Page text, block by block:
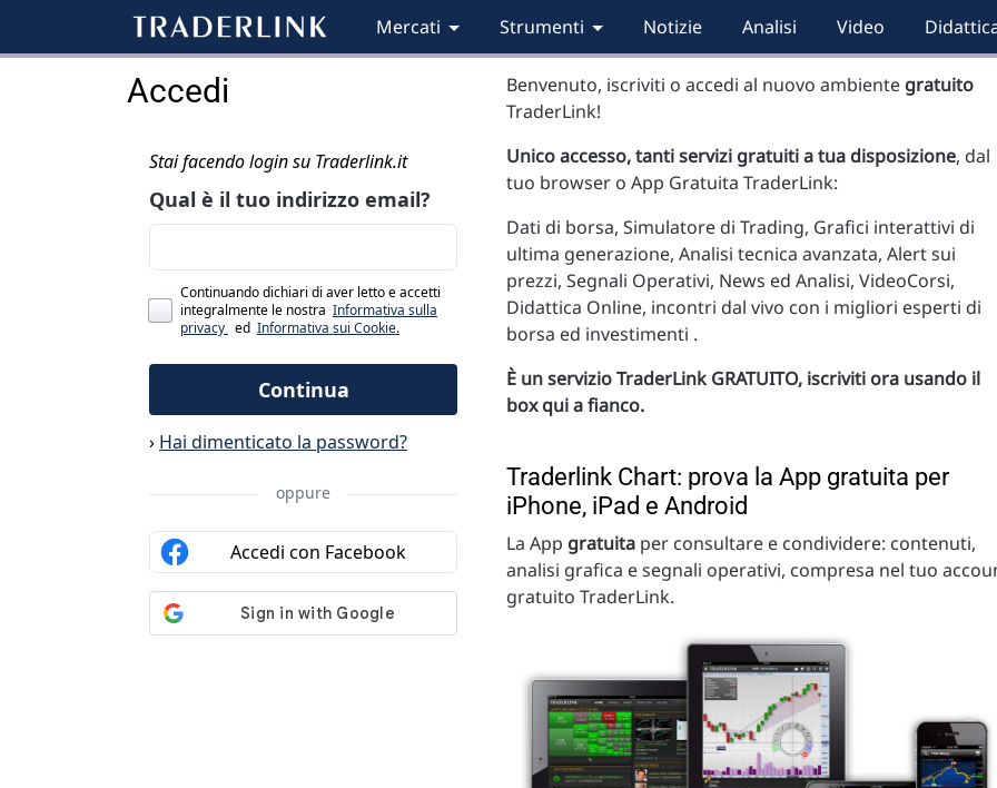
Mercati Strumenti Notizie Analisi Video
Accedi Benvenuto, iscriviti o accedi al nuovo ambiente gratuito
TraderLink!
Unico accesso, tanti servizi gratuiti a tua disposizione, dal
tuo browser o App Gratuita TraderLink:
Dati di borsa, Simulatore di Trading, Grafici interattivi di
ultima generazione, Analisi tecnica avanzata, Alert sui
prezzi, Segnali Operativi, News ed Analisi, VideoCorsi,
Didattica Online, incontri dal vivo con i migliori esperti di
borsa ed investimenti .
È un servizio TraderLink GRATUITO, iscriviti ora usando il
box qui a fianco.
Traderlink Chart: prova la App gratuita per
iPhone, iPad e Android
La App gratuita per consultare e condividere: contenuti,
analisi grafica e segnali operativi, compresa nel tuo
gratuito TraderLink.